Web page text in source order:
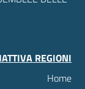
REGIONI
Home